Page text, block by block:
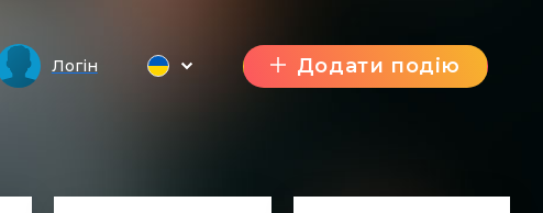
Логін Додати подію